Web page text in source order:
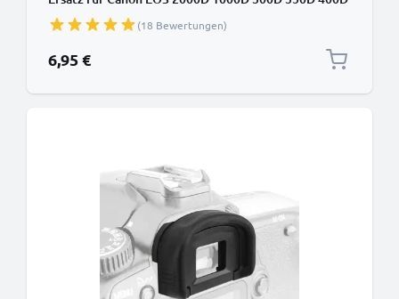
500D 550D Okular Augen Muschel, Silikon
Viewfinder Eye Cup, Kamera Blendschutz für View
Finder Display, Camera Eyepiece
(18 Bewertungen)
6,95 €